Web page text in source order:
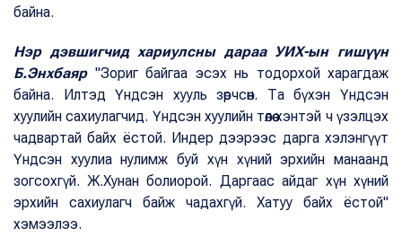
байна.
Нэр дэвшигчид хариулсны дараа УИХ-ын гишүүн
Б.Энхбаяр"Зориг байгаа эсэх нь тодорхой харагдаж
байна. Илтэд Үндсэн хууль зөрчсөн. Та бүхэн Үндсэн
хуулийн сахиулагчид. Үндсэн хуулийн төлөө хэнтэй ч үзэлцэх
чадвартай байх ёстой. Индер дээрээс дарга хэлэнгүүт
Үндсэн хуулиа нулимж буй хүн хүний эрхийн манаанд
зогсохгүй. Ж.Хунан болиорой. Даргаас айдаг хүн хүний
эрхийн сахиулагч байж чадахгүй. Хатуу байх ёстой"
хэмээлээ.